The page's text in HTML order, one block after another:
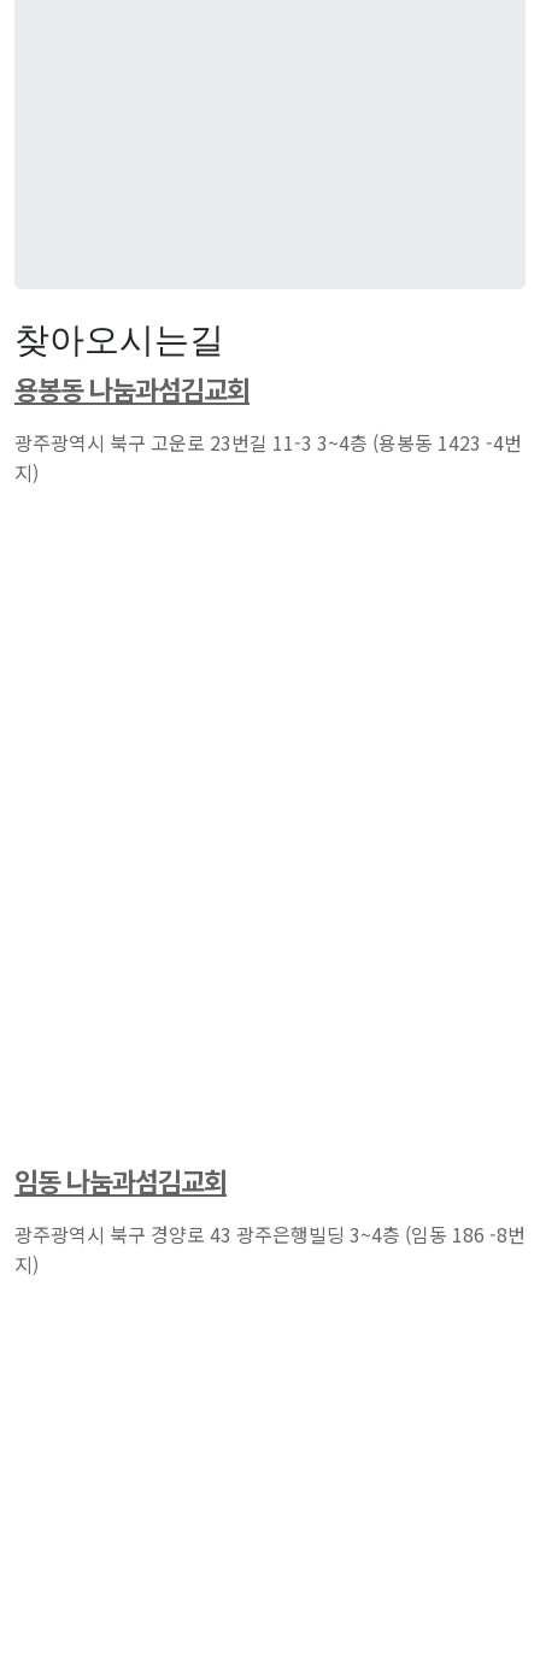
찾아오시는길
용봉동 나눔과섬김교회
광주광역시 북구 고운로 23번길 11-3 3~4층 (용봉동 1423 -4번
지)
임동 나눔과섬김교회
광주광역시 북구 경양로 43 광주은행빌딩 3~4층 (임동 186 -8번
지)​